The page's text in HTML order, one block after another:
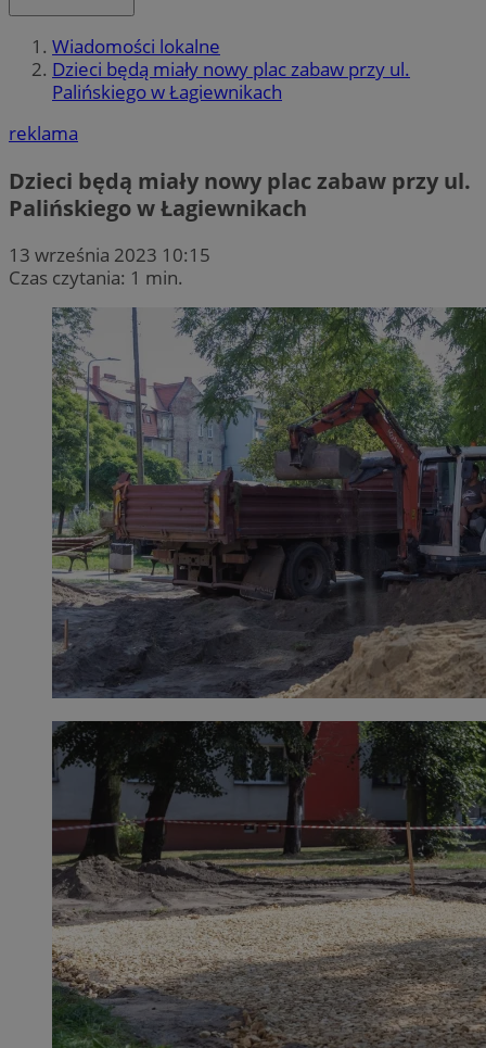
Wiadomości lokalne
Dzieci będą miały nowy plac zabaw przy ul.
Palińskiego w Łagiewnikach
reklama
Dzieci będą miały nowy plac zabaw przy ul.
Palińskiego w Łagiewnikach
13 września 2023 10:15
Czas czytania: 1 min.